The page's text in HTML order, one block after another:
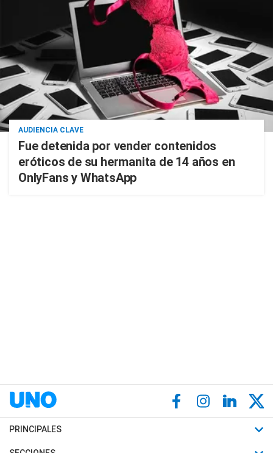
AUDIENCIA CLAVE
Fue detenida por vender contenidos
eróticos de su hermanita de 14 años en
OnlyFans y WhatsApp
PRINCIPALES